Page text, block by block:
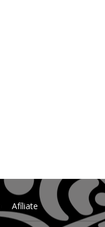
Afíliate